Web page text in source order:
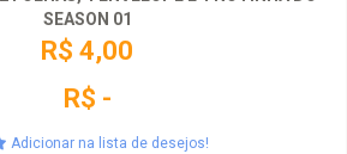
SEASON 01
R$ 4,00
R$ -
Adicionar na lista de desejos!